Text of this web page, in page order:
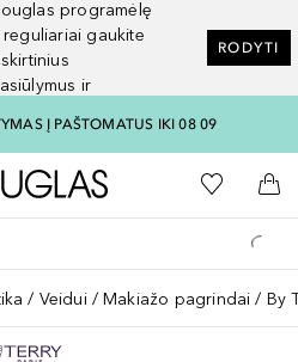
programėlę
reguliariai gaukite
ir
RODYTI
Į PAŠTOMATUS IKI 08 09
Į Douglas pagrindinį
Į mano
Į
Veidui Makiažo pagrindai By